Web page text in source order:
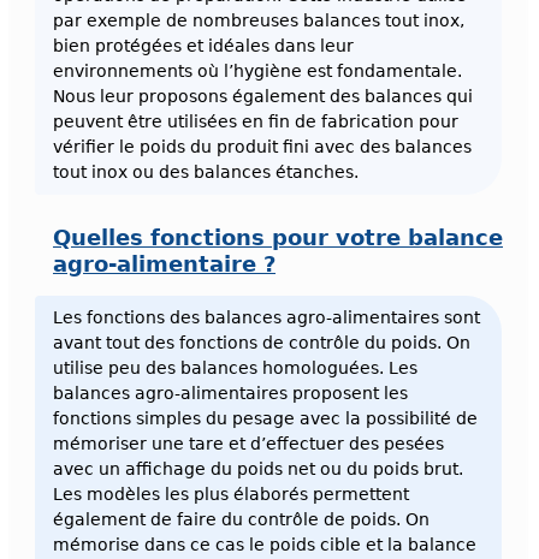
par exemple de nombreuses balances tout inox,
bien protégées et idéales dans leur
environnements où l’hygiène est fondamentale.
Nous leur proposons également des balances qui
peuvent être utilisées en fin de fabrication pour
vérifier le poids du produit fini avec des balances
tout inox ou des balances étanches.
Quelles fonctions pour votre balance
agro-alimentaire ?
Les fonctions des balances agro-alimentaires sont
avant tout des fonctions de contrôle du poids. On
utilise peu des balances homologuées. Les
balances agro-alimentaires proposent les
fonctions simples du pesage avec la possibilité de
mémoriser une tare et d’effectuer des pesées
avec un affichage du poids net ou du poids brut.
Les modèles les plus élaborés permettent
également de faire du contrôle de poids. On
mémorise dans ce cas le poids cible et la balance